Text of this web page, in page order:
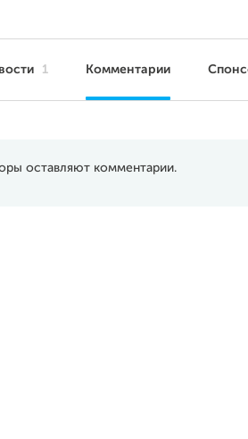
1 Комментарии
оставляют комментарии.